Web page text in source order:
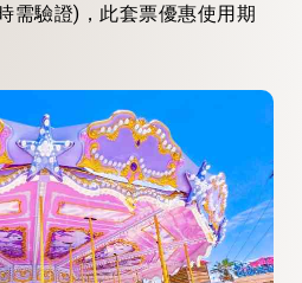
需驗證)，此套票優惠使用期